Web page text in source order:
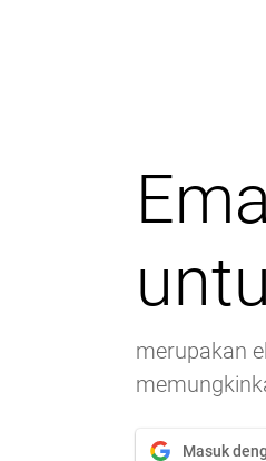
merupakan
Masuk